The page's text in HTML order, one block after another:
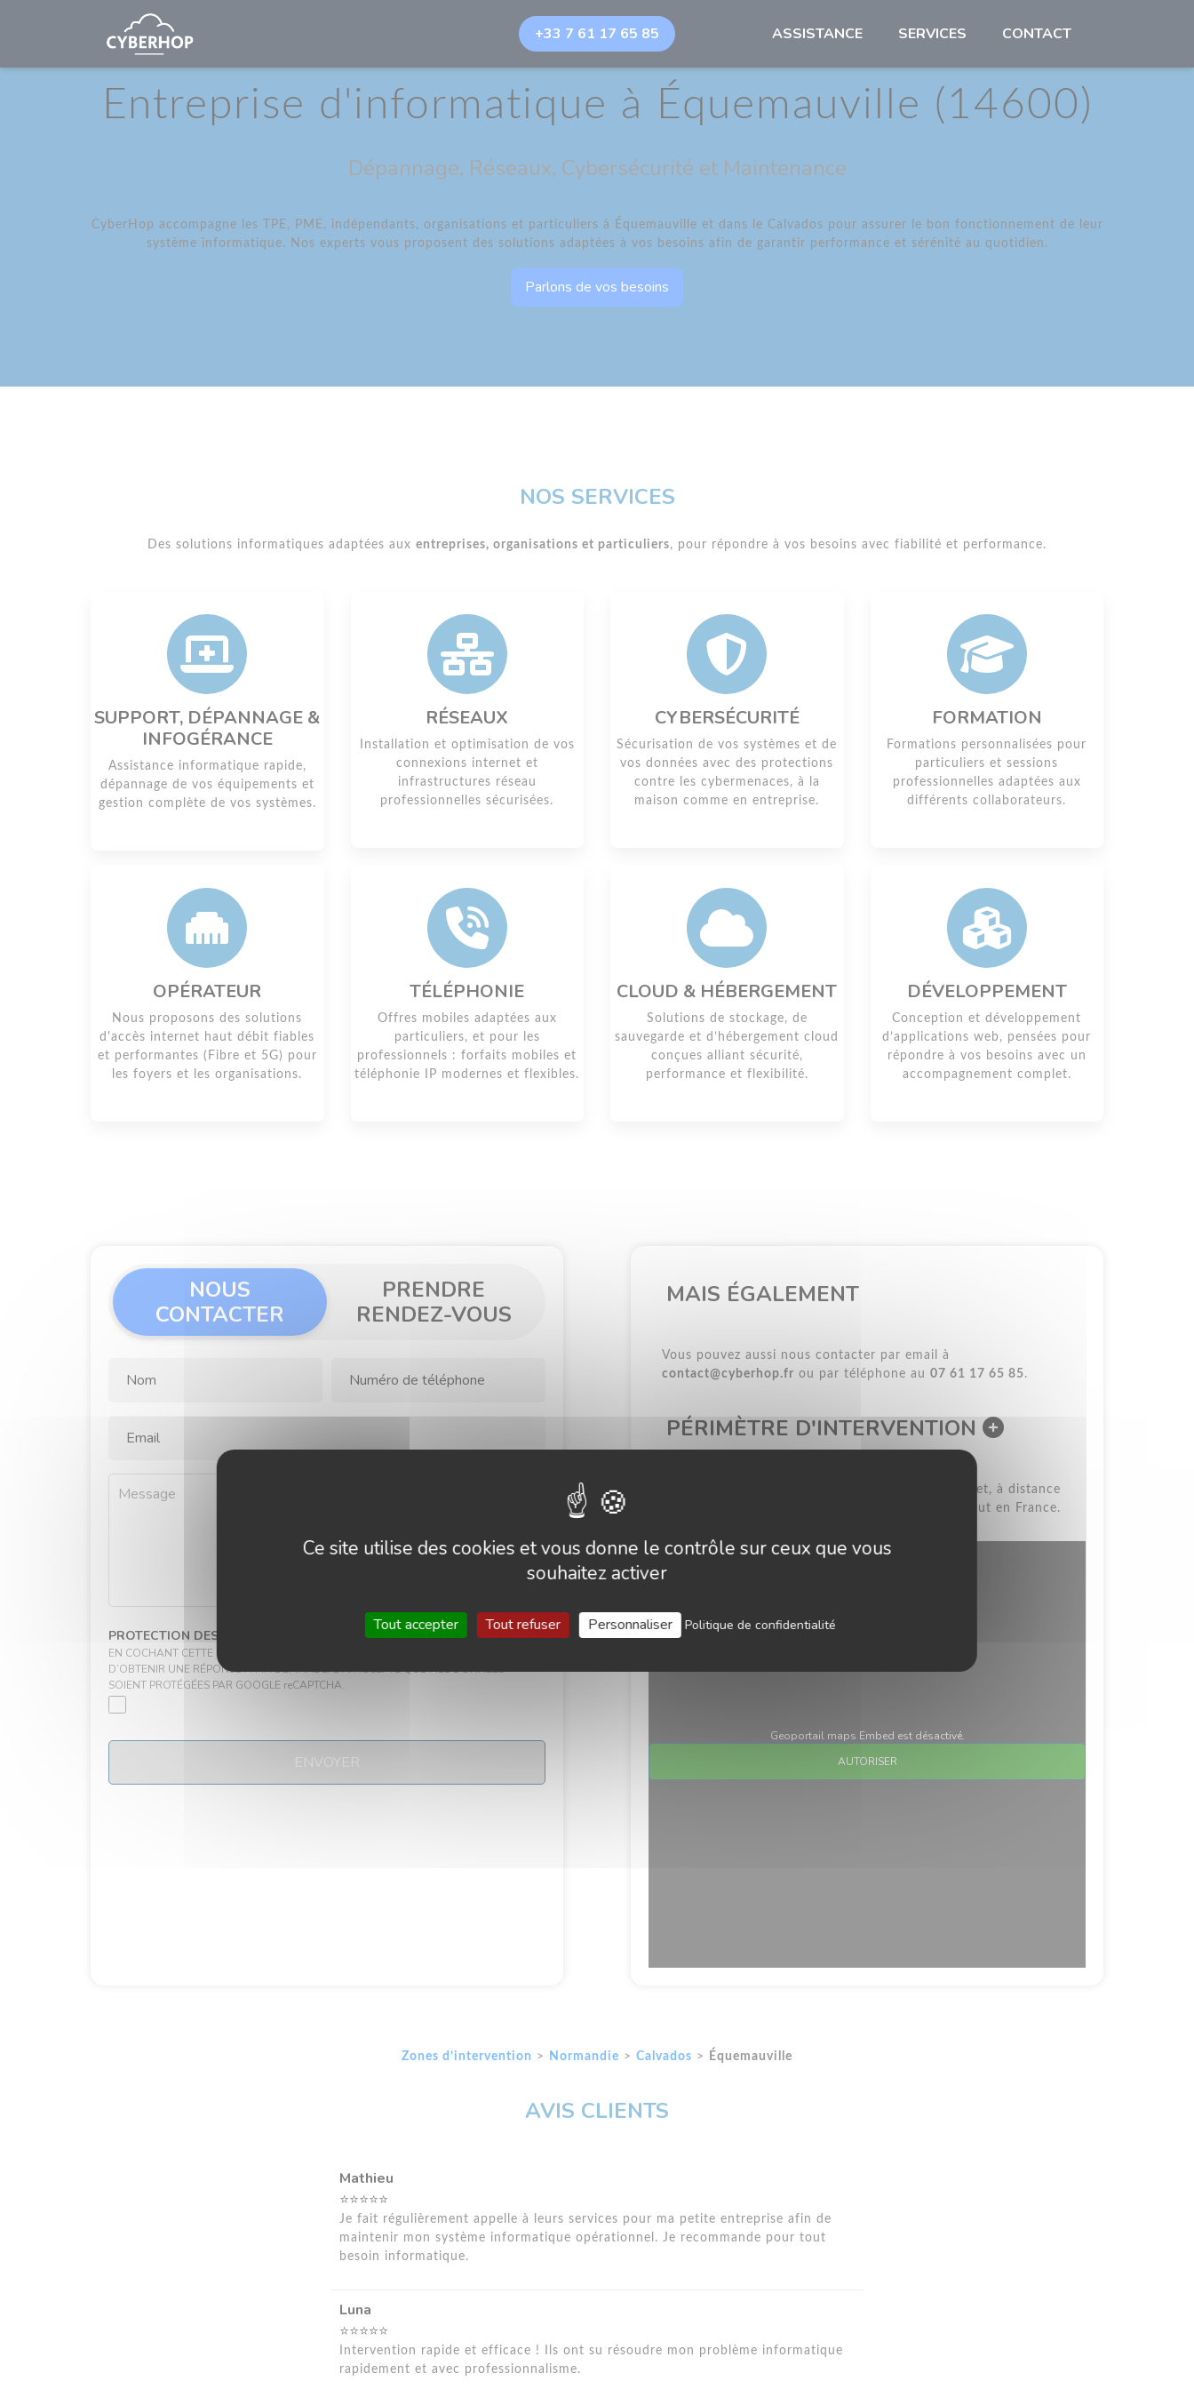
Panneau de gestion des cookies
Ce site utilise des cookies et vous donne le contrôle sur ceux que vous
souhaitez activer
Tout accepter Tout refuser Personnaliser Politique de confidentialité
+33 7 61 17 65 85 ASSISTANCE SERVICES CONTACT
Entreprise d'informatique à Équemauville (14600)
Dépannage, Réseaux, Cybersécurité et Maintenance
CyberHop accompagne les TPE, PME, indépendants, organisations et particuliers à Équemauville et dans le Calvados pour assurer le bon fonctionnement de leur
système informatique. Nos experts vous proposent des solutions adaptées à vos besoins afin de garantir performance et sérénité au quotidien.
Parlons de vos besoins
NOS SERVICES
Des solutions informatiques adaptées aux entreprises, organisations et particuliers, pour répondre à vos besoins avec fiabilité et performance.
SUPPORT, DÉPANNAGE &
INFOGÉRANCE
Assistance informatique rapide,
dépannage de vos équipements et
gestion complète de vos systèmes.
RÉSEAUX
Installation et optimisation de vos
connexions internet et
infrastructures réseau
professionnelles sécurisées.
CYBERSÉCURITÉ
Sécurisation de vos systèmes et de
vos données avec des protections
contre les cybermenaces, à la
maison comme en entreprise.
FORMATION
Formations personnalisées pour
particuliers et sessions
professionnelles adaptées aux
différents collaborateurs.
OPÉRATEUR
Nous proposons des solutions
d'accès internet haut débit fiables
et performantes (Fibre et 5G) pour
les foyers et les organisations.
TÉLÉPHONIE
Offres mobiles adaptées aux
particuliers, et pour les
professionnels : forfaits mobiles et
téléphonie IP modernes et flexibles.
CLOUD & HÉBERGEMENT
Solutions de stockage, de
sauvegarde et d’hébergement cloud
conçues alliant sécurité,
performance et flexibilité.
DÉVELOPPEMENT
Conception et développement
d’applications web, pensées pour
répondre à vos besoins avec un
accompagnement complet.
NOUS
CONTACTER
PRENDRE
RENDEZ-VOUS
PROTECTION DES DONNÉES
EN COCHANT CETTE CASE, J’ACCEPTE D’ENVOYER CES INFORMATIONS DANS LE BUT
D’OBTENIR UNE RÉPONSE À MA DEMANDE. ET J’ACCEPTE QUE MES DONNÉES
SOIENT PROTÉGÉES PAR GOOGLE reCAPTCHA.
ENVOYER
MAIS ÉGALEMENT
Vous pouvez aussi nous contacter par email à
contact@cyberhop.fr ou par téléphone au 07 61 17 65 85.
PÉRIMÈTRE D'INTERVENTION
Nous intervenons dans le Calvados et la Manche, et, à distance
ou en déplacement physique (sur demande), partout en France.
Geoportail maps Embed est désactivé.
AUTORISER
Zones d’intervention > Normandie > Calvados > Équemauville
AVIS CLIENTS
Mathieu
⭐⭐⭐⭐⭐
Je fait régulièrement appelle à leurs services pour ma petite entreprise afin de
maintenir mon système informatique opérationnel. Je recommande pour tout
besoin informatique.
Luna
⭐⭐⭐⭐⭐
Intervention rapide et efficace ! Ils ont su résoudre mon problème informatique
rapidement et avec professionnalisme.